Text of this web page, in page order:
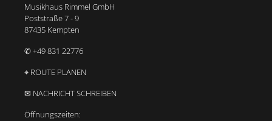
Musikhaus Rimmel GmbH
Poststraße 7 - 9
87435 Kempten
✆ +49 831 22776
⌖ ROUTE PLANEN
✉ NACHRICHT SCHREIBEN
Öffnungszeiten: